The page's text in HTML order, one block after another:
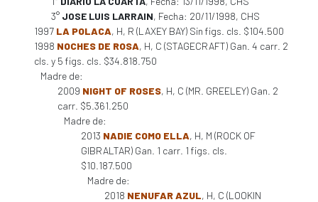
3° JOSE LUIS LARRAIN, Fecha: 20/11/1998, CHS
1997 LA POLACA, H, R (LAXEY BAY) Sin figs. cls. $104.500
1998 NOCHES DE ROSA, H, C (STAGECRAFT) Gan. 4 carr. 2
cls. y 5 figs. cls. $34.818.750
Madre de:
2009 NIGHT OF ROSES, H, C (MR. GREELEY) Gan. 2
carr. $5.361.250
Madre de:
2013 NADIE COMO ELLA, H, M (ROCK OF
GIBRALTAR) Gan. 1 carr. 1 figs. cls.
$10.187.500
Madre de:
2018 NENUFAR AZUL, H, C (LOOKIN